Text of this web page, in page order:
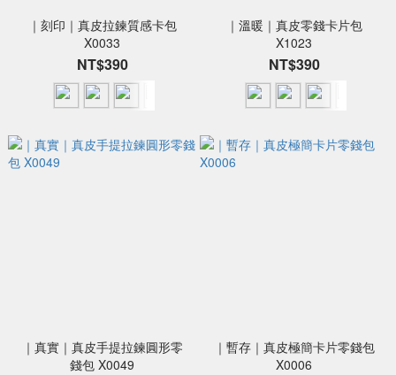
｜刻印｜真皮拉鍊質感卡包
X0033
NT$390
｜溫暖｜真皮零錢卡片包
X1023
NT$390
｜真實｜真皮手提拉鍊圓形零
錢包 X0049
｜暫存｜真皮極簡卡片零錢包
X0006